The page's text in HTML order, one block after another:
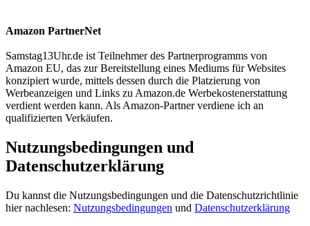
Amazon PartnerNet
Samstag13Uhr.de ist Teilnehmer des Partnerprogramms von
Amazon EU, das zur Bereitstellung eines Mediums für Websites
konzipiert wurde, mittels dessen durch die Platzierung von
Werbeanzeigen und Links zu Amazon.de Werbekostenerstattung
verdient werden kann. Als Amazon-Partner verdiene ich an
qualifizierten Verkäufen.
Nutzungsbedingungen und
Datenschutzerklärung
Du kannst die Nutzungsbedingungen und die Datenschutzrichtlinie
hier nachlesen: Nutzungsbedingungen und Datenschutzerklärung